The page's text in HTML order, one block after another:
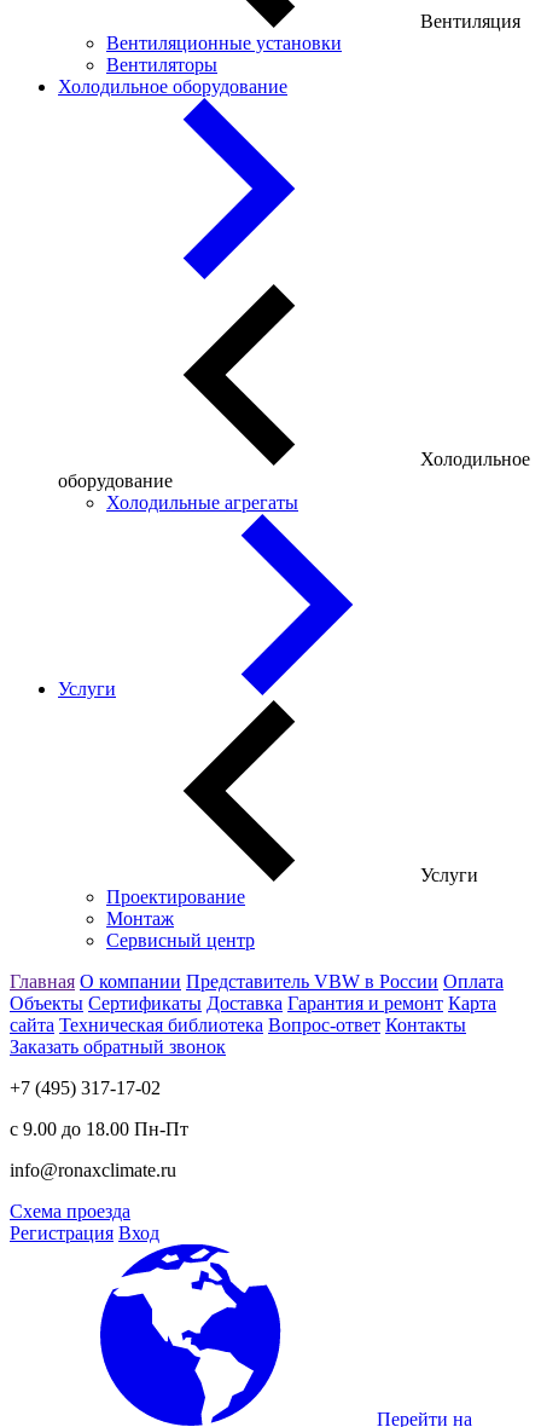
Вентиляция
Вентиляционные установки
Вентиляторы
Холодильное оборудование
Холодильное
оборудование
Холодильные агрегаты
Услуги
Услуги
Проектирование
Монтаж
Сервисный центр
Главная О компании Представитель VBW в России Оплата
Объекты Сертификаты Доставка Гарантия и ремонт Карта
сайта Техническая библиотека Вопрос-ответ Контакты
Заказать обратный звонок
+7 (495) 317-17-02
с 9.00 до 18.00 Пн-Пт
info@ronaxclimate.ru
Схема проезда
Регистрация Вход
Перейти на